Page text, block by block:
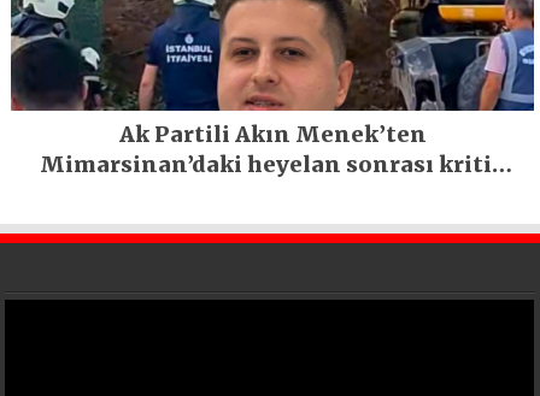
Ak Partili Akın Menek’ten
Mimarsinan’daki heyelan sonrası kritik